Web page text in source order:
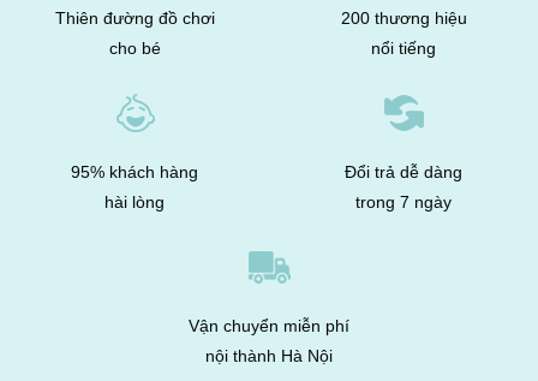
Thiên đường đồ chơi
cho bé
200 thương hiệu
nổi tiếng
95% khách hàng
hài lòng
Đổi trả dễ dàng
trong 7 ngày
Vận chuyển miễn phí
nội thành Hà Nội